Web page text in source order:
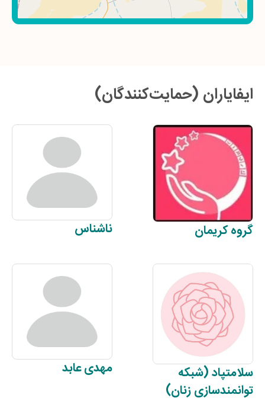
ایفایاران (حمایت‌کنندگان)
گروهکریمان ناشناس
سلامتپاد(شبکه
توانمندسازی زنان)
مهدیعابد